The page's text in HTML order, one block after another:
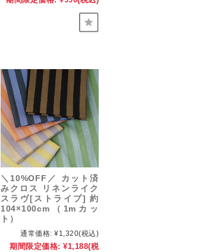
＼10%OFF／ カット済
みクロス リネンライク
スラヴ[ストライプ] 約
104×100cm（1mカッ
ト）
通常価格: ¥1,320(税込)
期間限定価格: ¥1,188(税